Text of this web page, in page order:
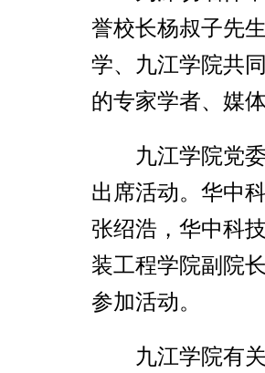
誉校长杨叔子先
学、九江学院共
的专家学者、媒
九江学院党
出席活动。华中
张绍浩，华中科
装工程学院副院
参加活动。
九江学院有